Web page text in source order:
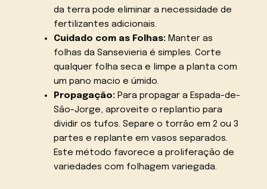
da terra pode eliminar a necessidade de
fertilizantes adicionais.
Cuidado com as Folhas:Manter as
folhas da Sansevieria é simples. Corte
qualquer folha seca e limpe a planta com
um pano macio e úmido.
Propagação:Para propagar a Espada-de-
São-Jorge, aproveite o replantio para
dividir os tufos. Separe o torrão em 2 ou 3
partes e replante em vasos separados.
Este método favorece a proliferação de
variedades com folhagem variegada.